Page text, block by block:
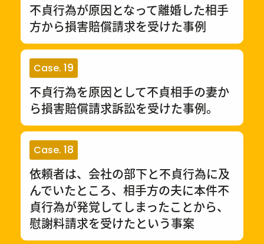
不貞行為が原因となって離婚した相手
方から損害賠償請求を受けた事例
Case. 19
不貞行為を原因として不貞相手の妻か
ら損害賠償請求訴訟を受けた事例。
Case. 18
依頼者は、会社の部下と不貞行為に及
んでいたところ、相手方の夫に本件不
貞行為が発覚してしまったことから、
慰謝料請求を受けたという事案